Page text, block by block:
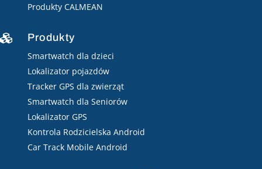
Produkty CALMEAN
 Produkty
Smartwatch dla dzieci
Lokalizator pojazdów
Tracker GPS dla zwierząt
Smartwatch dla Seniorów
Lokalizator GPS
Kontrola Rodzicielska Android
Car Track Mobile Android